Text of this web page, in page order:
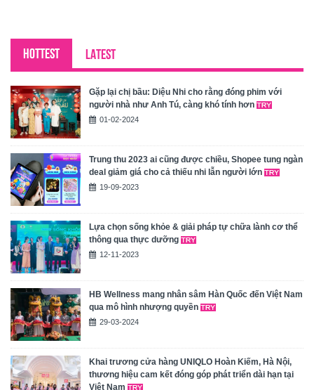
HOTTEST LATEST
Gặp lại chị bầu: Diệu Nhi cho rằng đóng phim với
người nhà như Anh Tú, càng khó tính hơn
01-02-2024
Trung thu 2023 ai cũng được chiều, Shopee tung ngàn
deal giảm giá cho cả thiếu nhi lẫn người lớn
19-09-2023
Lựa chọn sống khỏe & giải pháp tự chữa lành cơ thể
thông qua thực dưỡng
12-11-2023
HB Wellness mang nhân sâm Hàn Quốc đến Việt Nam
qua mô hình nhượng quyền
29-03-2024
Khai trương cửa hàng UNIQLO Hoàn Kiếm, Hà Nội,
thương hiệu cam kết đóng góp phát triển dài hạn tại
Việt Nam